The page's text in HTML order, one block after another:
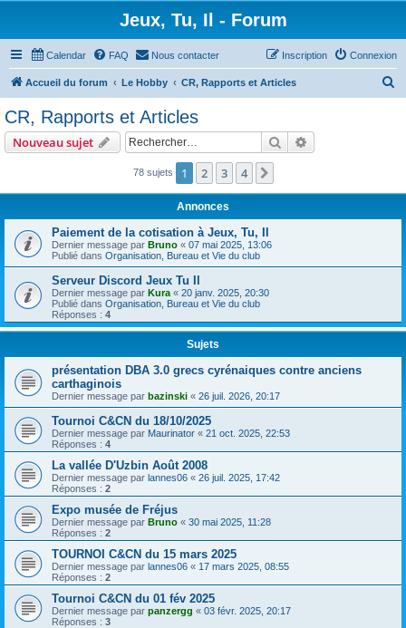
Jeux, Tu, Il - Forum
Calendar FAQ Nous contacter Connexion
Inscription
Accueil du forum Le Hobby CR, Rapports et Articles
CR, Rapports et Articles
Nouveau sujet Rechercher
78 sujets 1 2 3 4
Annonces
Paiement de la cotisation à Jeux, Tu, Il
Dernier message par Bruno « 07 mai 2025, 13:06
Publié dans Organisation, Bureau et Vie du club
Serveur Discord Jeux Tu Il
Dernier message par Kura « 20 janv. 2025, 20:30
Publié dans Organisation, Bureau et Vie du club
Réponses : 4
Sujets
présentation DBA 3.0 grecs cyrénaiques contre anciens
carthaginois
Dernier message par bazinski « 26 juil. 2026, 20:17
Tournoi C&CN du 18/10/2025
Dernier message par Maurinator « 21 oct. 2025, 22:53
Réponses : 4
La vallée D'Uzbin Août 2008
Dernier message par lannes06 « 26 juil. 2025, 17:42
Réponses : 2
Expo musée de Fréjus
Dernier message par Bruno « 30 mai 2025, 11:28
Réponses : 2
TOURNOI C&CN du 15 mars 2025
Dernier message par lannes06 « 17 mars 2025, 08:55
Réponses : 2
Tournoi C&CN du 01 fév 2025
Dernier message par panzergg « 03 févr. 2025, 20:17
Réponses : 3